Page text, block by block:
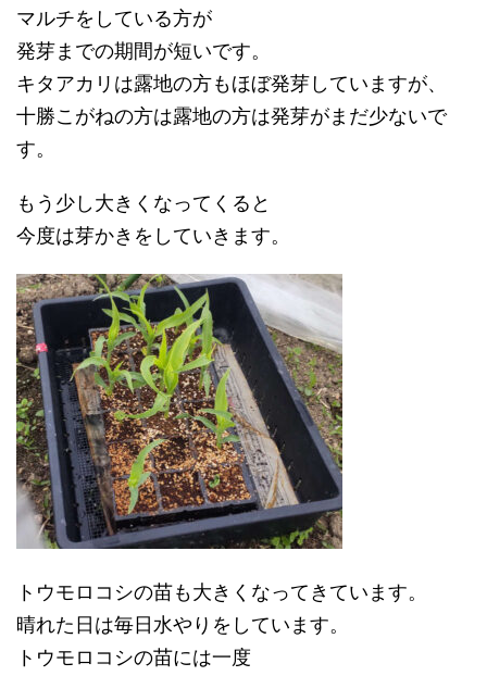
マルチをしている方が
発芽までの期間が短いです。
キタアカリは露地の方もほぼ発芽していますが、
十勝こがねの方は露地の方は発芽がまだ少ないで
す。
もう少し大きくなってくると
今度は芽かきをしていきます。
トウモロコシの苗も大きくなってきています。
晴れた日は毎日水やりをしています。
トウモロコシの苗には一度